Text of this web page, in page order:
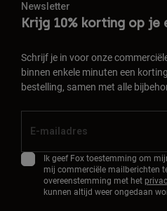
Newsletter
Krijg 10% korting op
Schrijf je in voor onze
binnen enkele minuten een
bestelling, samen met alle
Ik geef Fox toestemming om
mij commerciële mailberichten
overeenstemming met het
kunnen altijd weer ongedaan